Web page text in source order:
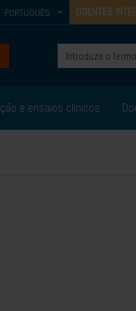
DOENTES
PORTUGUÊS
e ensaios clínicos